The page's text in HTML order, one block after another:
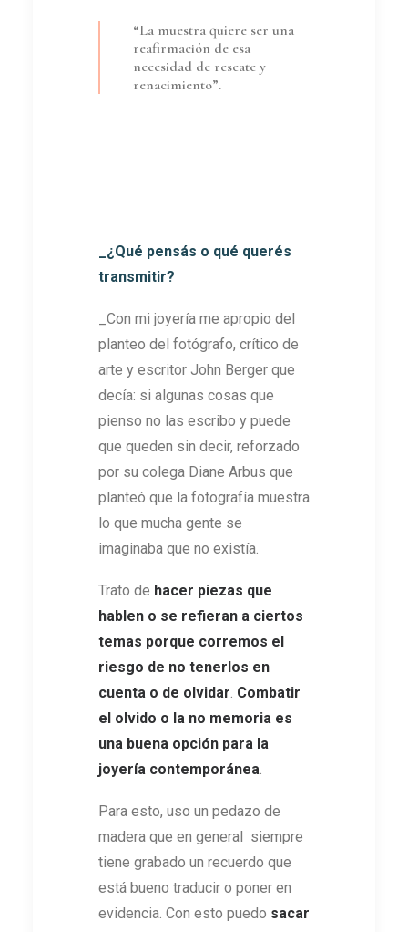
“La muestra quiere ser una
reafirmación de esa
necesidad de rescate y
renacimiento”.
_¿Qué pensás o qué querés
transmitir?
_Con mi joyería me apropio del
planteo del fotógrafo, crítico de
arte y escritor John Berger que
decía: si algunas cosas que
pienso no las escribo y puede
que queden sin decir, reforzado
por su colega Diane Arbus que
planteó que la fotografía muestra
lo que mucha gente se
imaginaba que no existía.
Trato de hacer piezas que
hablen o se refieran a ciertos
temas porque corremos el
riesgo de no tenerlos en
cuenta o de olvidar. Combatir
el olvido o la no memoria es
una buena opción para la
joyería contemporánea.
Para esto, uso un pedazo de
madera que en general siempre
tiene grabado un recuerdo que
está bueno traducir o poner en
evidencia. Con esto puedo sacar